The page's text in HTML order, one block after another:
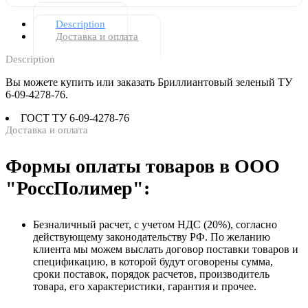
Description
Доставка и оплата
Description
Вы можете купить или заказать Бриллиантовый зеленый ТУ
6-09-4278-76.
ГОСТ ТУ 6-09-4278-76
Доставка и оплата
Формы оплаты товаров в ООО
"РоссПолимер":
Безналичный расчет, с учетом НДС (20%), согласно
действующему законодательству РФ. По желанию
клиента мы можем выслать договор поставки товаров и
спецификацию, в которой будут оговорены сумма,
сроки поставок, порядок расчетов, производитель
товара, его характеристики, гарантия и прочее.